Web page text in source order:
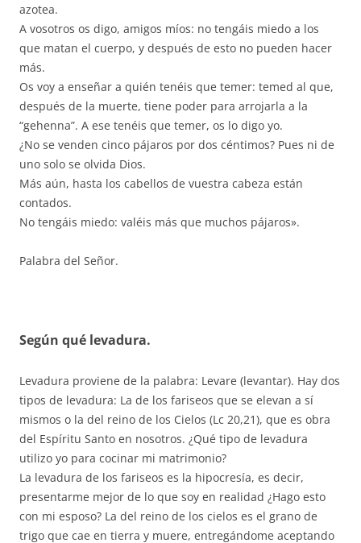
azotea.
A vosotros os digo, amigos míos: no tengáis miedo a los
que matan el cuerpo, y después de esto no pueden hacer
más.
Os voy a enseñar a quién tenéis que temer: temed al que,
después de la muerte, tiene poder para arrojarla a la
“gehenna”. A ese tenéis que temer, os lo digo yo.
¿No se venden cinco pájaros por dos céntimos? Pues ni de
uno solo se olvida Dios.
Más aún, hasta los cabellos de vuestra cabeza están
contados.
No tengáis miedo: valéis más que muchos pájaros».
Palabra del Señor.
Según qué levadura.
Levadura proviene de la palabra: Levare (levantar). Hay dos
tipos de levadura: La de los fariseos que se elevan a sí
mismos o la del reino de los Cielos (Lc 20,21), que es obra
del Espíritu Santo en nosotros. ¿Qué tipo de levadura
utilizo yo para cocinar mi matrimonio?
La levadura de los fariseos es la hipocresía, es decir,
presentarme mejor de lo que soy en realidad ¿Hago esto
con mi esposo? La del reino de los cielos es el grano de
trigo que cae en tierra y muere, entregándome aceptando